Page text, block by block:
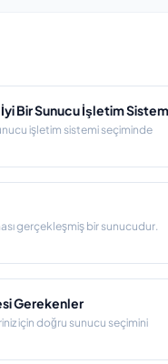
Bir Sunucu İşletim
işletim sistemi seçiminde
gerçekleşmiş bir sunucudur.
Gerekenler
için doğru sunucu seçimini